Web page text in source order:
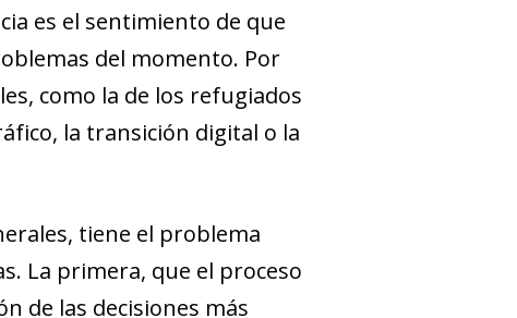
es el sentimiento de que
del momento. Por
como la de los refugiados
la transición digital o la
tiene el problema
La primera, que el proceso
de las decisiones más